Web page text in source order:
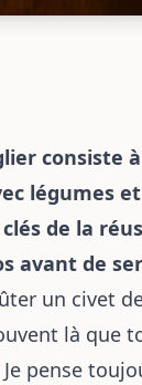
consiste
légumes
de la
avant de
un civet
là
pense